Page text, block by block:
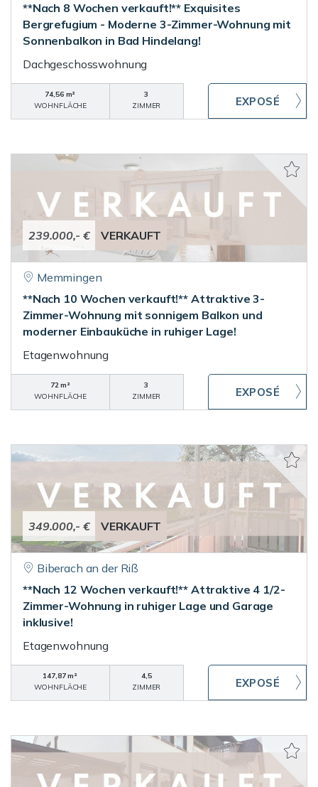
**Nach 8 Wochen verkauft!** Exquisites
Bergrefugium - Moderne 3-Zimmer-Wohnung mit
Sonnenbalkon in Bad Hindelang!
Dachgeschosswohnung
74,56 m²
WOHNFLÄCHE
3
ZIMMER
239.000,- € VERKAUFT
Memmingen
**Nach 10 Wochen verkauft!** Attraktive 3-
Zimmer-Wohnung mit sonnigem Balkon und
moderner Einbauküche in ruhiger Lage!
Etagenwohnung
72 m²
WOHNFLÄCHE
3
ZIMMER
349.000,- € VERKAUFT
Biberach an der Riß
**Nach 12 Wochen verkauft!** Attraktive 4 1/2-
Zimmer-Wohnung in ruhiger Lage und Garage
inklusive!
Etagenwohnung
147,87 m²
WOHNFLÄCHE
4,5
ZIMMER